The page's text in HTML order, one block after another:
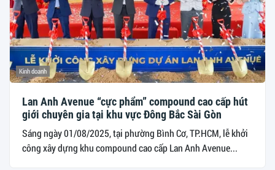
Kinh doanh
Lan Anh Avenue “cực phẩm” compound cao cấp hút
giới chuyên gia tại khu vực Đông Bắc Sài Gòn
Sáng ngày 01/08/2025, tại phường Bình Cơ, TP.HCM, lễ khởi
công xây dựng khu compound cao cấp Lan Anh Avenue...